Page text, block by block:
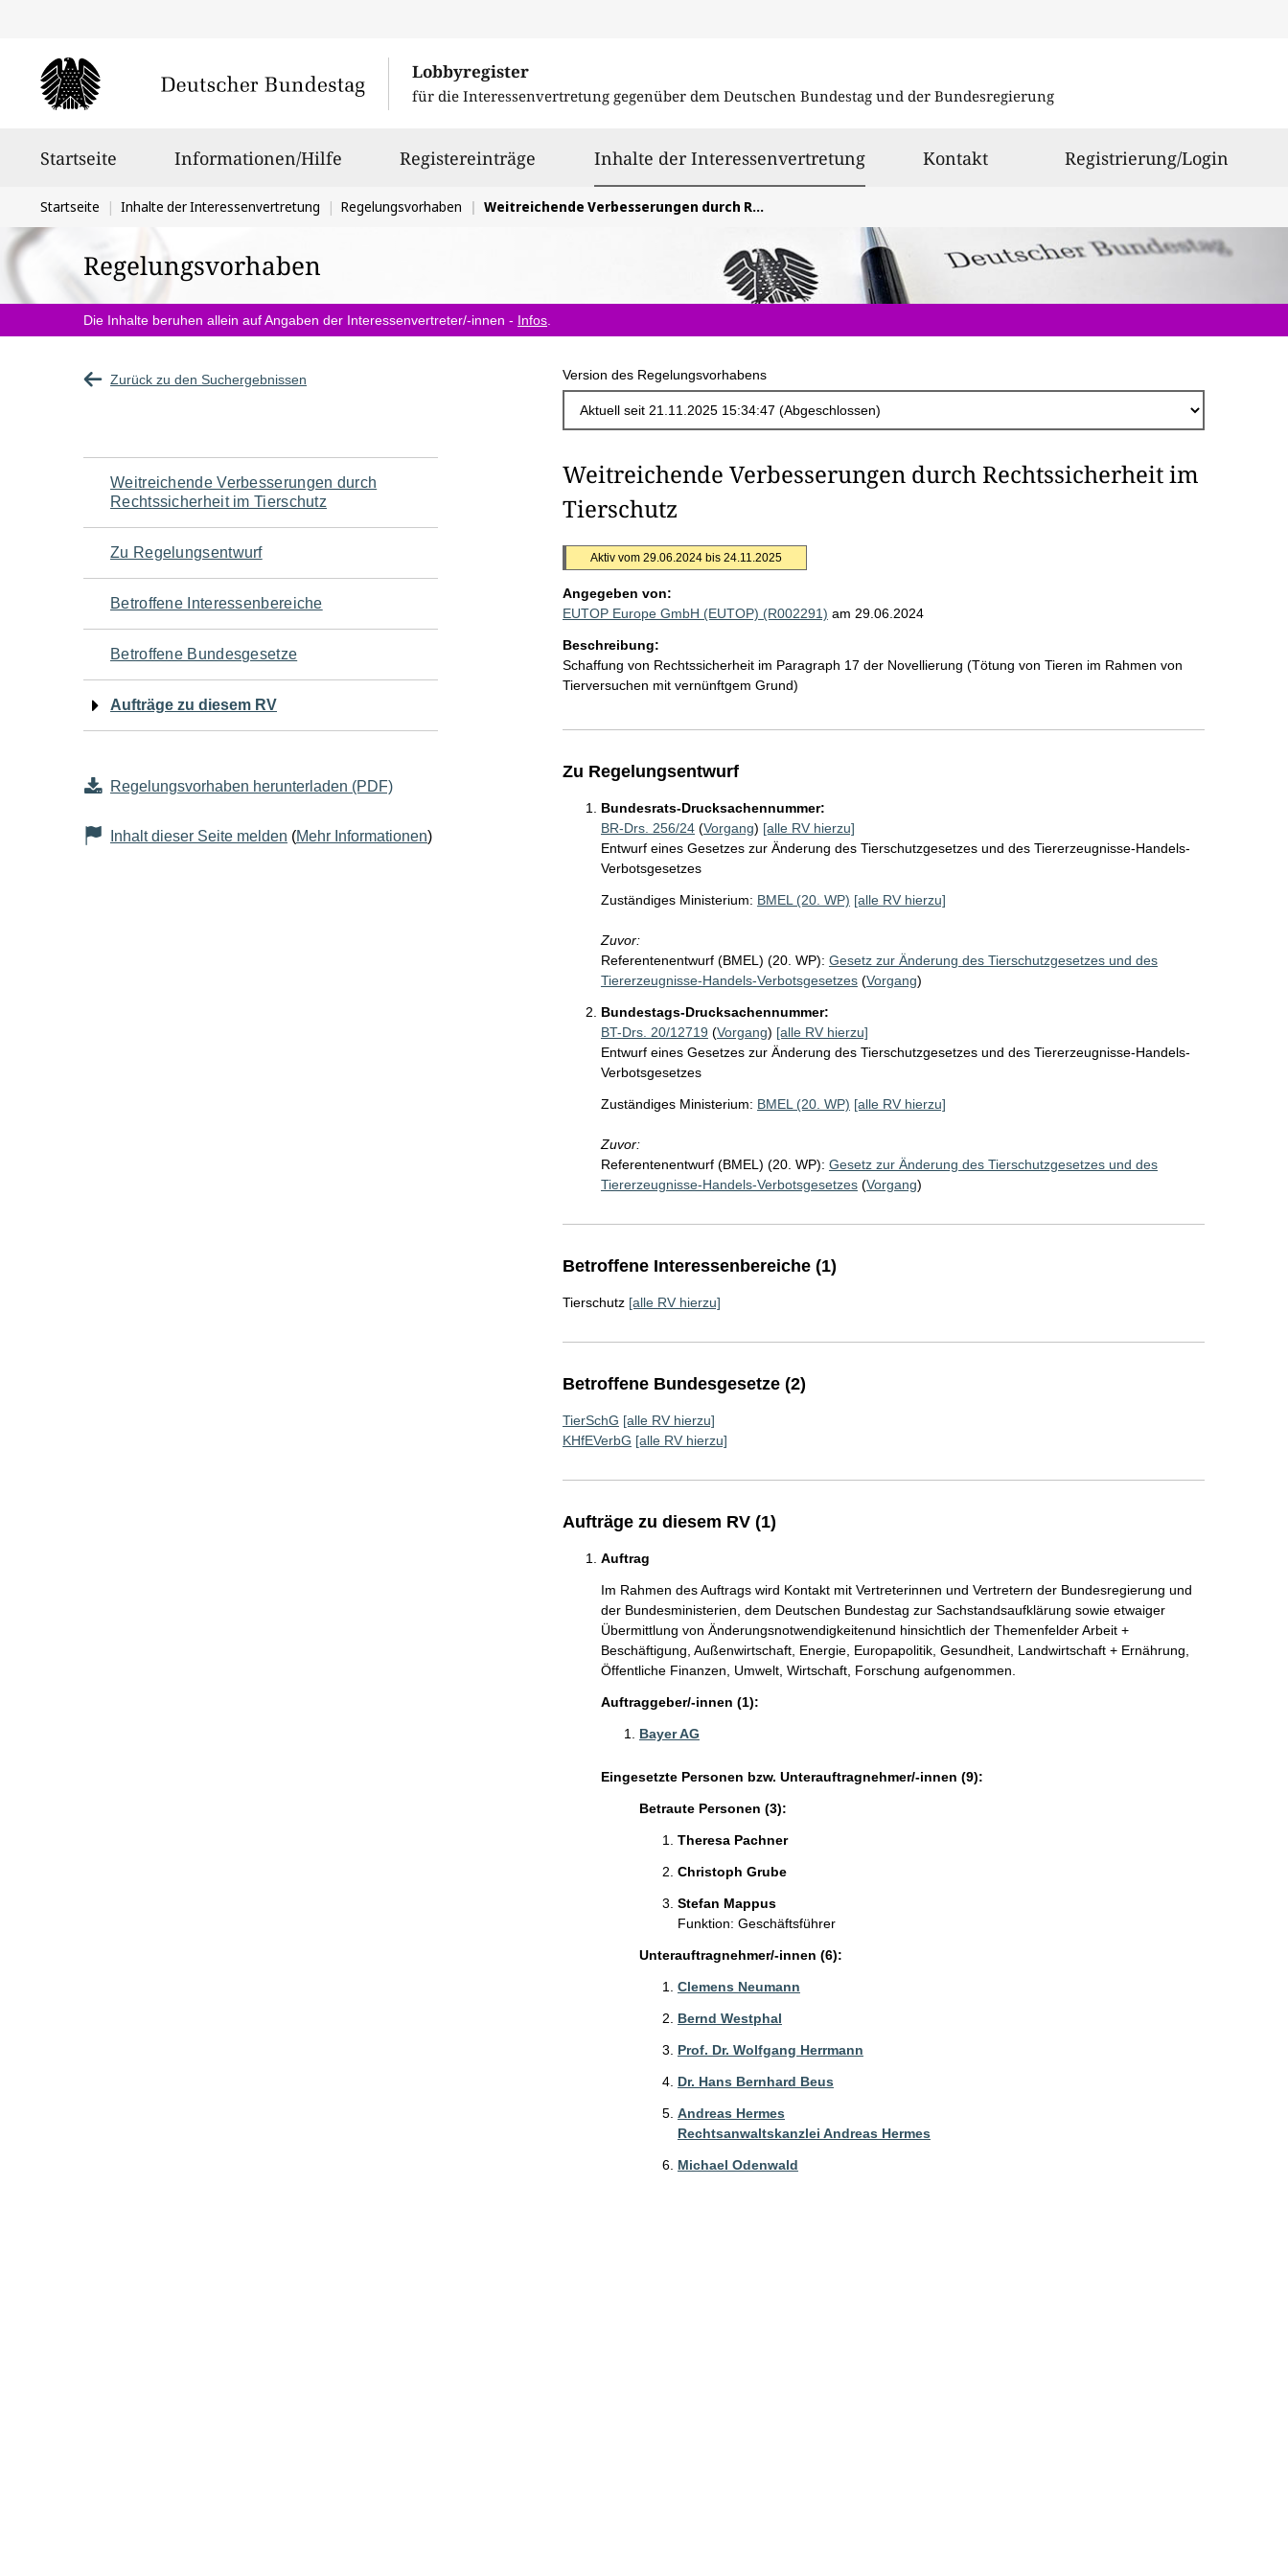
Lobbyregister
für die Interessenvertretung gegenüber dem Deutschen Bundestag und der Bundesregierung
Startseite Informationen/Hilfe Registereinträge Inhalte der Interessenvertretungausgewählt
Kontakt Registrierung/Login
Sie
befinden
sich
hier:
Startseite Inhalte der Interessenvertretung Regelungsvorhaben Weitreichende Verbesserungen durch Rechtssicherheit im Tierschutz
Regelungsvorhaben
Die Inhalte beruhen allein auf Angaben der Interessenvertreter/-innen - Infos
Zurück zu den Suchergebnissen Version des Regelungsvorhabens
Navigation
für
den
Seiteninhalt
Weitreichende Verbesserungen durch
Rechtssicherheit im Tierschutz
Zu Regelungsentwurf
Betroffene Interessenbereiche
Betroffene Bundesgesetze
Aufträge zu diesem RV
Regelungsvorhaben herunterladen (PDF)
Inhalt dieser Seite melden (Mehr Informationen)
Weitreichende Verbesserungen durch Rechtssicherheit im
Tierschutz
Aktiv vom 29.06.2024 bis 24.11.2025
Angegeben von:
EUTOP Europe GmbH (EUTOP) (R002291) am 29.06.2024
Beschreibung:
Schaffung von Rechtssicherheit im Paragraph 17 der Novellierung (Tötung von Tieren im Rahmen von
Tierversuchen mit vernünftgem Grund)
Zu Regelungsentwurf
Bundesrats-Drucksachennummer:
BR-Drs. 256/24(Vorgang) [alle RV hierzu]
Entwurf eines Gesetzes zur Änderung des Tierschutzgesetzes und des Tiererzeugnisse-Handels-
Verbotsgesetzes
Zuständiges Ministerium: BMEL (20. WP) [alle RV hierzu]
Zuvor:
Referentenentwurf (BMEL) (20. WP): Gesetz zur Änderung des Tierschutzgesetzes und des
Tiererzeugnisse-Handels-Verbotsgesetzes(Vorgang)
Bundestags-Drucksachennummer:
BT-Drs. 20/12719 (Vorgang) [alle RV hierzu]
Entwurf eines Gesetzes zur Änderung des Tierschutzgesetzes und des Tiererzeugnisse-Handels-
Verbotsgesetzes
Zuständiges Ministerium: BMEL (20. WP) [alle RV hierzu]
Zuvor:
Referentenentwurf (BMEL) (20. WP): Gesetz zur Änderung des Tierschutzgesetzes und des
Tiererzeugnisse-Handels-Verbotsgesetzes(Vorgang)
Betroffene Interessenbereiche (1)
Tierschutz [alle RV hierzu]
Betroffene Bundesgesetze (2)
TierSchG [alle RV hierzu]
KHfEVerbG [alle RV hierzu]
Aufträge zu diesem RV (1)
Auftrag
Im Rahmen des Auftrags wird Kontakt mit Vertreterinnen und Vertretern der Bundesregierung und
der Bundesministerien, dem Deutschen Bundestag zur Sachstandsaufklärung sowie etwaiger
Übermittlung von Änderungsnotwendigkeitenund hinsichtlich der Themenfelder Arbeit +
Beschäftigung, Außenwirtschaft, Energie, Europapolitik, Gesundheit, Landwirtschaft + Ernährung,
Öffentliche Finanzen, Umwelt, Wirtschaft, Forschung aufgenommen.
Auftraggeber/-innen (1):
Bayer AG
Eingesetzte Personen bzw. Unterauftragnehmer/-innen (9):
Betraute Personen (3):
Theresa Pachner
Christoph Grube
Stefan Mappus
Funktion: Geschäftsführer
Unterauftragnehmer/-innen (6):
Clemens Neumann
Bernd Westphal
Prof. Dr. Wolfgang Herrmann
Dr. Hans Bernhard Beus
Andreas Hermes
Rechtsanwaltskanzlei Andreas Hermes
Michael Odenwald